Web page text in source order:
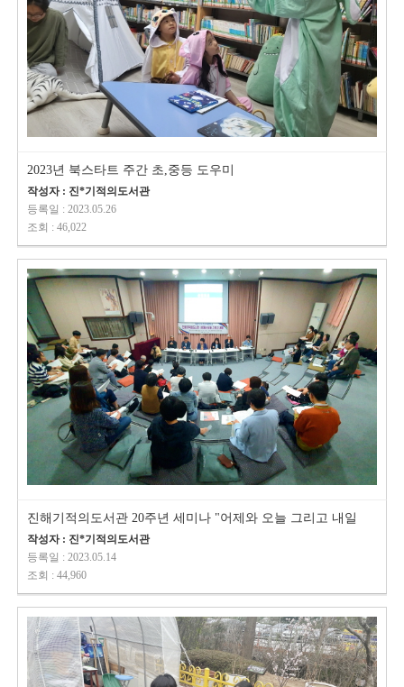
2023년 북스타트 주간 초,중등 도우미
작성자 : 진*기적의도서관
등록일 : 2023.05.26
조회 : 46,022
진해기적의도서관 20주년 세미나 "어제와 오늘 그리고 내일
작성자 : 진*기적의도서관
등록일 : 2023.05.14
조회 : 44,960